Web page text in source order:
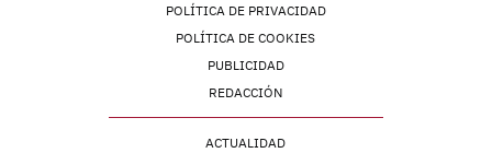
POLÍTICA DE PRIVACIDAD
POLÍTICA DE COOKIES
PUBLICIDAD
REDACCIÓN
ACTUALIDAD